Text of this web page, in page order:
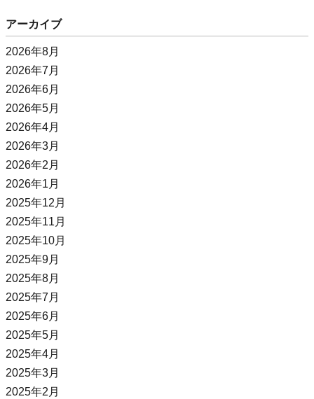
アーカイブ
2026年8月
2026年7月
2026年6月
2026年5月
2026年4月
2026年3月
2026年2月
2026年1月
2025年12月
2025年11月
2025年10月
2025年9月
2025年8月
2025年7月
2025年6月
2025年5月
2025年4月
2025年3月
2025年2月